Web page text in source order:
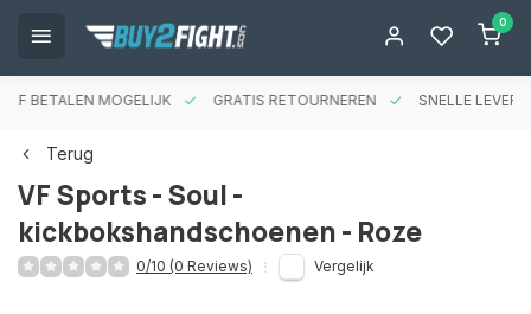
0
BETALEN MOGELIJK GRATIS RETOURNEREN SNELLE
Terug
VF Sports - Soul -
kickbokshandschoenen - Roze
0/10 (0 Reviews) Vergelijk